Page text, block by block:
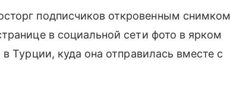
подписчиков откровенным снимком
в социальной сети фото в ярком
Турции, куда она отправилась вместе с